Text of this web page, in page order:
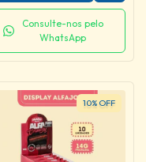
Consulte-nos pelo
WhatsApp
10% OFF